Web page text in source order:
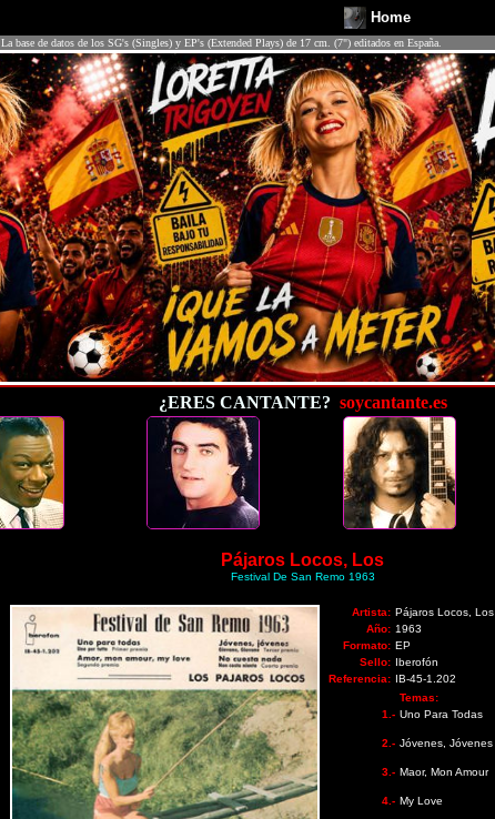
Home
La base de datos de los SG's (Singles) y EP's (Extended Plays) de 17 cm. (7") editados en España.
¿ERES CANTANTE? soycantante.es
Pájaros Locos, Los
Festival De San Remo 1963
Artista: Pájaros Locos, Los
Año: 1963
Formato: EP
Sello: Iberofón
Referencia: IB-45-1.202
Temas:
1.- Uno Para Todas
2.- Jóvenes, Jóvenes
3.- Maor, Mon Amour
4.- My Love